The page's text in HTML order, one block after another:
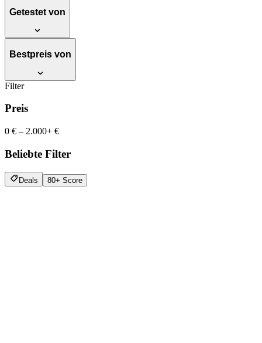
Getestet von
Bestpreis von
Filter
Preis
0 € – 2.000+ €
Beliebte Filter
Deals 80+ Score